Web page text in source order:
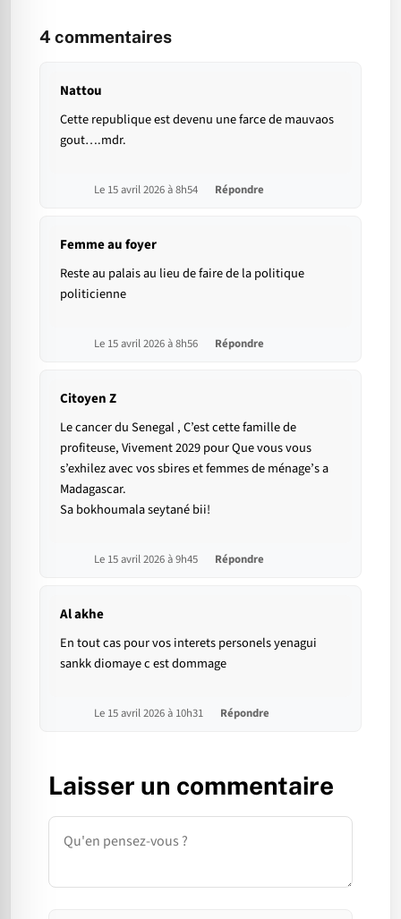
4 commentaires
Nattou
Cette republique est devenu une farce de mauvaos
gout….mdr.
Le 15 avril 2026 à 8h54 Répondre
Femme au foyer
Reste au palais au lieu de faire de la politique
politicienne
Le 15 avril 2026 à 8h56 Répondre
Citoyen Z
Le cancer du Senegal , C’est cette famille de
profiteuse, Vivement 2029 pour Que vous vous
s’exhilez avec vos sbires et femmes de ménage’s a
Madagascar.
Sa bokhoumala seytané bii!
Le 15 avril 2026 à 9h45 Répondre
Al akhe
En tout cas pour vos interets personels yenagui
sankk diomaye c est dommage
Le 15 avril 2026 à 10h31 Répondre
Laisser un commentaire
Commentaire